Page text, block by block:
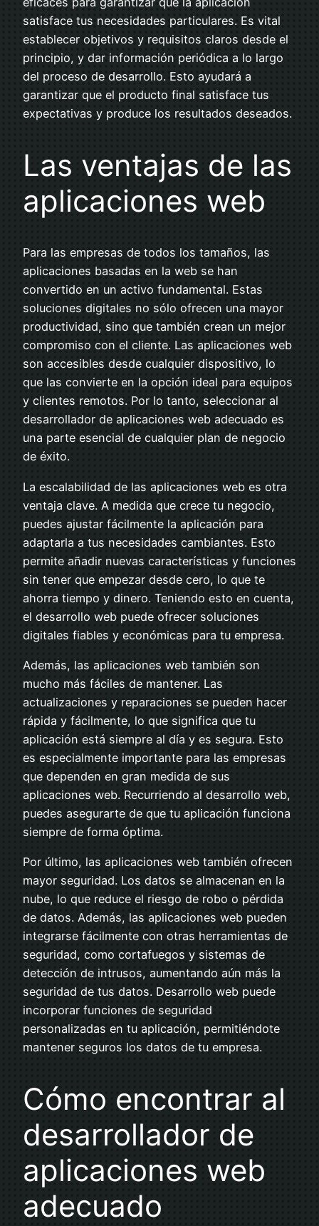
satisface tus necesidades particulares. Es vital
establecer objetivos y requisitos claros desde el
principio, y dar información periódica a lo largo
del proceso de desarrollo. Esto ayudará a
garantizar que el producto final satisface tus
expectativas y produce los resultados deseados.
Las ventajas de las
aplicaciones web
Para las empresas de todos los tamaños, las
aplicaciones basadas en la web se han
convertido en un activo fundamental. Estas
soluciones digitales no sólo ofrecen una mayor
productividad, sino que también crean un mejor
compromiso con el cliente. Las aplicaciones web
son accesibles desde cualquier dispositivo, lo
que las convierte en la opción ideal para equipos
y clientes remotos. Por lo tanto, seleccionar al
desarrollador de aplicaciones web adecuado es
una parte esencial de cualquier plan de negocio
de éxito.
La escalabilidad de las aplicaciones web es otra
ventaja clave. A medida que crece tu negocio,
puedes ajustar fácilmente la aplicación para
adaptarla a tus necesidades cambiantes. Esto
permite añadir nuevas características y funciones
sin tener que empezar desde cero, lo que te
ahorra tiempo y dinero. Teniendo esto en cuenta,
el desarrollo web puede ofrecer soluciones
digitales fiables y económicas para tu empresa.
Además, las aplicaciones web también son
mucho más fáciles de mantener. Las
actualizaciones y reparaciones se pueden hacer
rápida y fácilmente, lo que significa que tu
aplicación está siempre al día y es segura. Esto
es especialmente importante para las empresas
que dependen en gran medida de sus
aplicaciones web. Recurriendo al desarrollo web,
puedes asegurarte de que tu aplicación funciona
siempre de forma óptima.
Por último, las aplicaciones web también ofrecen
mayor seguridad. Los datos se almacenan en la
nube, lo que reduce el riesgo de robo o pérdida
de datos. Además, las aplicaciones web pueden
integrarse fácilmente con otras herramientas de
seguridad, como cortafuegos y sistemas de
detección de intrusos, aumentando aún más la
seguridad de tus datos. Desarrollo web puede
incorporar funciones de seguridad
personalizadas en tu aplicación, permitiéndote
mantener seguros los datos de tu empresa.
Cómo encontrar al
desarrollador de
aplicaciones web
adecuado